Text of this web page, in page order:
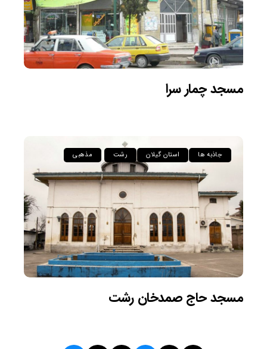
مسجد چمار سرا
جاذبه ها استان گیلان رشت مذهبی
مسجد حاج صمدخان رشت